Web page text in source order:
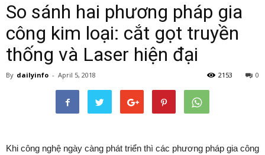
So sánh hai phương pháp gia
công kim loại: cắt gọt truyền
thống và Laser hiện đại
By dailyinfo - April 5, 2018 0
2153
Khi công nghệ ngày càng phát triển thì các phương pháp gia công